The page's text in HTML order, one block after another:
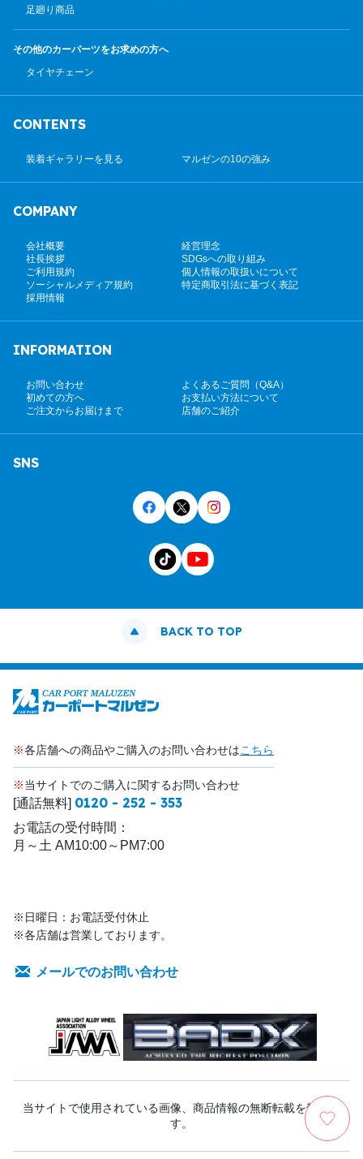
足廻り商品
その他のカーパーツをお求めの方へ
タイヤチェーン
CONTENTS
装着ギャラリーを見る マルゼンの10の強み
COMPANY
会社概要
経営理念
社長挨拶
SDGsへの取り組み
ご利用規約
個人情報の取扱いについて
ソーシャルメディア規約
特定商取引法に基づく表記
採用情報
INFORMATION
お問い合わせ
よくあるご質問（Q&A）
初めての方へ
お支払い方法について
ご注文からお届けまで
店舗のご紹介
SNS
BACK TO TOP
※各店舗への商品やご購入のお問い合わせはこちら
※当サイトでのご購入に関するお問い合わせ
[通話無料] 0120 - 252 - 353
お電話の受付時間：
月～土 AM10:00～PM7:00
※日曜日：お電話受付休止
※各店舗は営業しております。
メールでのお問い合わせ
当サイトで使用されている画像、商品情報の無断転載を禁じま
す。